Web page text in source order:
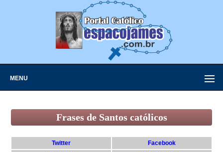
MENU
Frases de Santos católicos
Twitter
Facebook